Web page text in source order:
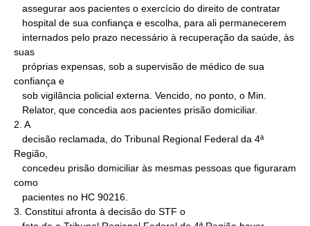
suas
confiança e
2. A
Região,
como
3. Constitui afronta à decisão do STF o